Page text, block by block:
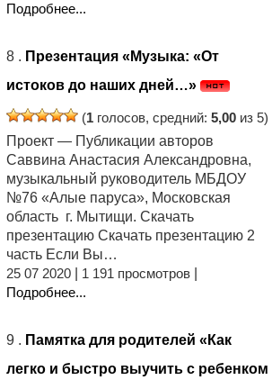
Подробнее...
8 . Презентация «Музыка: «От
истоков до наших дней…»
(1 голосов, средний: 5,00 из 5)
Проект — Публикации авторов
Саввина Анастасия Александровна,
музыкальный руководитель МБДОУ
№76 «Алые паруса», Московская
область г. Мытищи. Скачать
презентацию Скачать презентацию 2
часть Если Вы…
25 07 2020
1 191 просмотров
Подробнее...
9 . Памятка для родителей «Как
легко и быстро выучить с ребенком